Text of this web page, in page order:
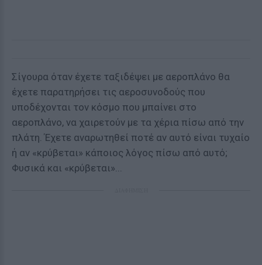
Σίγουρα όταν έχετε ταξιδέψει με αεροπλάνο θα
έχετε παρατηρήσει τις αεροσυνοδούς που
υποδέχονται τον κόσμο που μπαίνει στο
αεροπλάνο, να χαιρετούν με τα χέρια πίσω από την
πλάτη. Έχετε αναρωτηθεί ποτέ αν αυτό είναι τυχαίο
ή αν «κρύβεται» κάποιος λόγος πίσω από αυτό;
Φυσικά και «κρύβεται»...